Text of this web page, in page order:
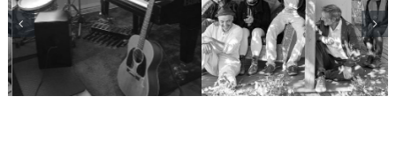
François
Groulx
solos/duos
Débarras en
famille